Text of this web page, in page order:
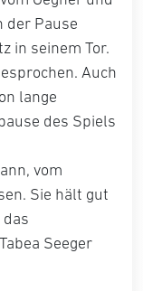
der Pause
in seinem Tor.
Auch
lange
des Spiels
vom
Sie hält gut
das
Seeger